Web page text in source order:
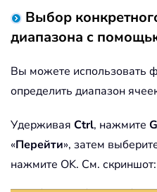
Выбор
диапазона с
Вы можете использовать
определить диапазон
Удерживая Ctrl, нажмите G
«Перейти», затем
нажмите OK. См. скриншот: